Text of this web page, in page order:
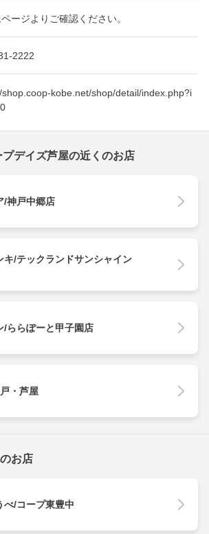
ージよりご確認ください。
2222
shop.coop-kobe.net/shop/detail/index.php?i
デイズ芦屋の近くのお店
/神戸中郷店
キ/テックランドサンシャイン
/ららぽーと甲子園店
・芦屋
お店
べ/コープ東豊中